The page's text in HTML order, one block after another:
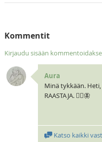
Kommentit
Kirjaudu sisään
Aura
Minä tykkään.
RAASTAJA. 🧝‍♀️🦋
Katso kaikki